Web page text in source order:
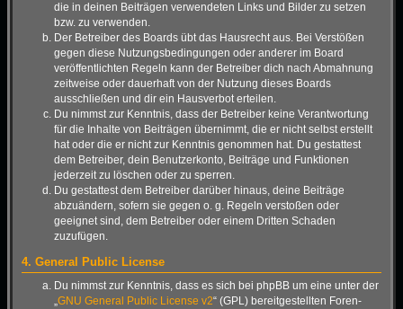
die in deinen Beiträgen verwendeten Links und Bilder zu setzen
bzw. zu verwenden.
Der Betreiber des Boards übt das Hausrecht aus. Bei Verstößen
gegen diese Nutzungsbedingungen oder anderer im Board
veröffentlichten Regeln kann der Betreiber dich nach Abmahnung
zeitweise oder dauerhaft von der Nutzung dieses Boards
ausschließen und dir ein Hausverbot erteilen.
Du nimmst zur Kenntnis, dass der Betreiber keine Verantwortung
für die Inhalte von Beiträgen übernimmt, die er nicht selbst erstellt
hat oder die er nicht zur Kenntnis genommen hat. Du gestattest
dem Betreiber, dein Benutzerkonto, Beiträge und Funktionen
jederzeit zu löschen oder zu sperren.
Du gestattest dem Betreiber darüber hinaus, deine Beiträge
abzuändern, sofern sie gegen o. g. Regeln verstoßen oder
geeignet sind, dem Betreiber oder einem Dritten Schaden
zuzufügen.
4. General Public License
Du nimmst zur Kenntnis, dass es sich bei phpBB um eine unter der
„GNU General Public License v2“ (GPL) bereitgestellten Foren-